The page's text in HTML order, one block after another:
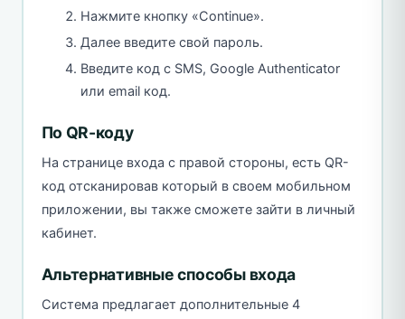
Нажмите кнопку «Continue».
Далее введите свой пароль.
Введите код с SMS, Google Authenticator
или email код.
По QR-коду
На странице входа с правой стороны, есть QR-
код отсканировав который в своем мобильном
приложении, вы также сможете зайти в личный
кабинет.
Альтернативные способы входа
Система предлагает дополнительные 4